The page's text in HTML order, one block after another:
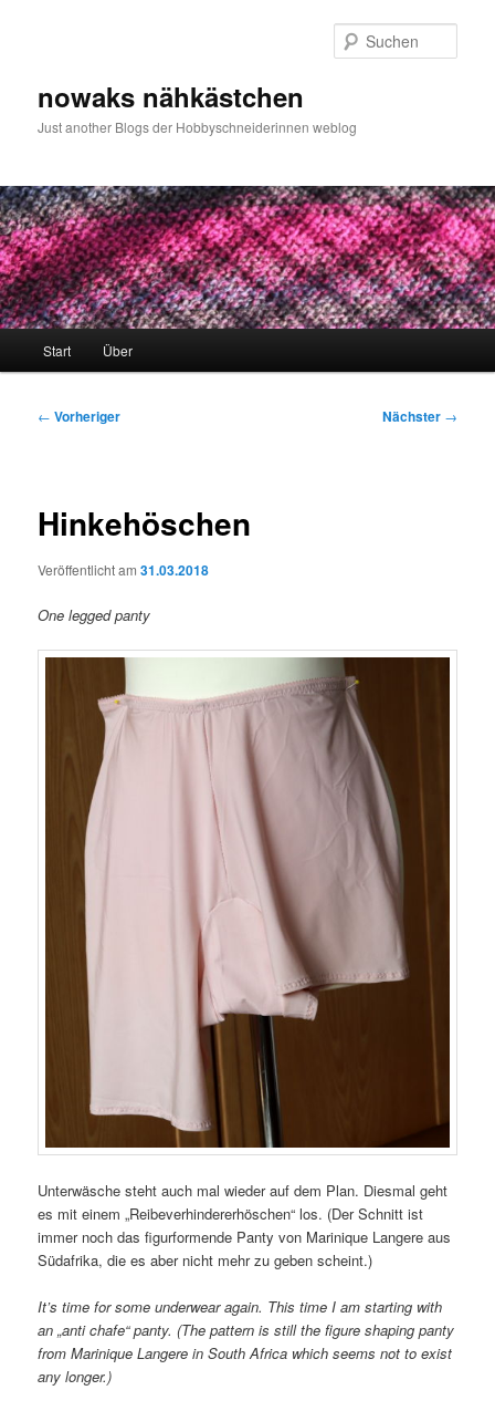
nowaks nähkästchen
Just another Blogs der Hobbyschneiderinnen weblog
Start Über
Beitragsnavigation
← Vorheriger Nächster →
Hinkehöschen
Veröffentlicht am31.03.2018
One legged panty
Unterwäsche steht auch mal wieder auf dem Plan. Diesmal geht
es mit einem „Reibeverhindererhöschen“ los. (Der Schnitt ist
immer noch das figurformende Panty von Marinique Langere aus
Südafrika, die es aber nicht mehr zu geben scheint.)
It’s time for some underwear again. This time I am starting with
an „anti chafe“ panty. (The pattern is still the figure shaping panty
from Marinique Langere in South Africa which seems not to exist
any longer.)